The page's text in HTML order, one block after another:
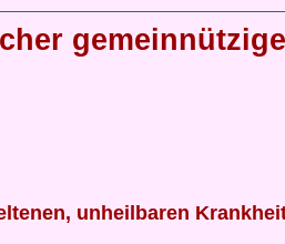
unheilbaren